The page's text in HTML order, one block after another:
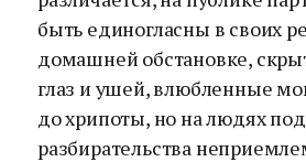
быть единогласны в своих
домашней обстановке,
глаз и ушей, влюбленные
до хрипоты, но на людях
разбирательства